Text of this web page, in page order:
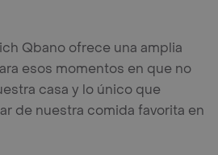
Qbano ofrece una amplia
esos momentos en que no
casa y lo único que
de nuestra comida favorita en